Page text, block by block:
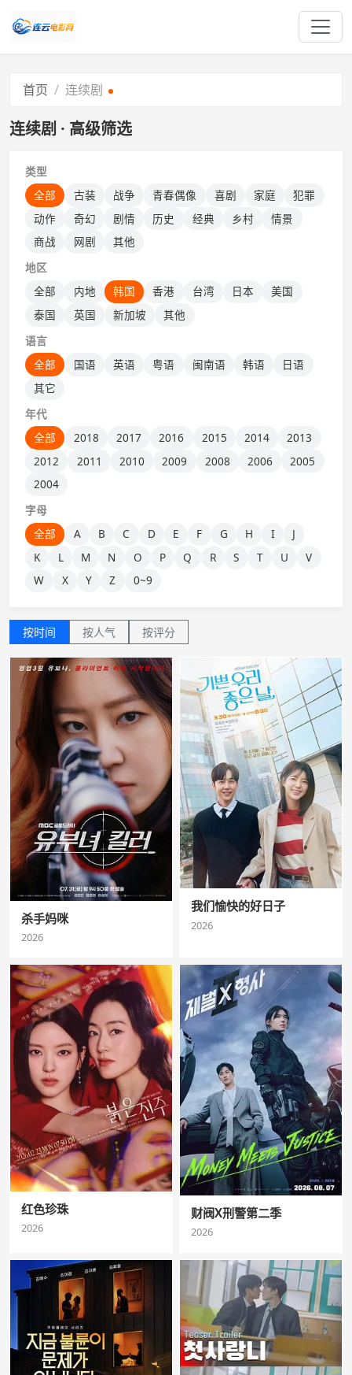
首页 连续剧
连续剧 · 高级筛选
类型
全部
古装 战争 青春偶像 喜剧 家庭
犯罪
动作
奇幻 剧情 历史 经典 乡村
情景
商战
网剧
其他
地区
全部
内地 韩国 香港 台湾 日本
美国
泰国
英国 新加坡
其他
语言
全部
国语 英语 粤语 闽南语 韩语
日语
其它
年代
全部
2018 2017 2016 2015 2014
2013
2012
2011 2010 2009 2008 2006
2005
2004
字母
全部
A B C D E F G H I
J
K
L M N O P Q R S T U
V
W
X Y Z 0~9
按时间 按人气 按评分
杀手妈咪
2026
我们愉快的好日子
2026
红色珍珠
2026
财阀X刑警第二季
2026